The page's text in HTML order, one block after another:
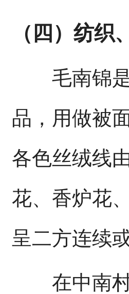
（四）纺织
毛南锦是
品，用做被
各色丝绒线
花、香炉花
呈二方连续
在中南村